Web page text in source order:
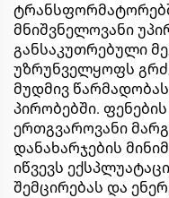
მნიშვნელოვანი
განსაკუთრებული
უზრუნველყოფს
მუდმივ
პირობებში.
ერთგვაროვანი
დანახარჯების
იწვევს
შემცირებას და